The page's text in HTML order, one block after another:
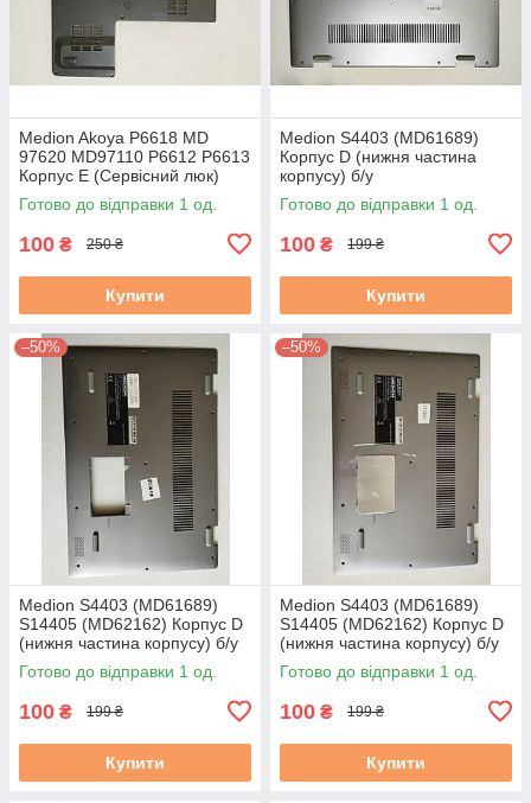
Medion Akoya P6618 MD
97620 MD97110 P6612 P6613
Корпус E (Сервісний люк)
60.4AF07.001 бв
Готово до відправки 1 од.
100 ₴ 250 ₴
Купити
Medion S4403 (MD61689)
Корпус D (нижня частина
корпусу) б/у
Готово до відправки 1 од.
100 ₴ 199 ₴
Купити
–50%
Medion S4403 (MD61689)
S14405 (MD62162) Корпус D
(нижня частина корпусу) б/у
Готово до відправки 1 од.
100 ₴ 199 ₴
Купити
–50%
Medion S4403 (MD61689)
S14405 (MD62162) Корпус D
(нижня частина корпусу) б/у
Готово до відправки 1 од.
100 ₴ 199 ₴
Купити